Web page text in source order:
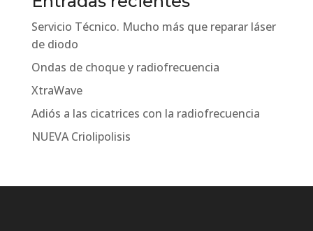
Servicio Técnico. Mucho más que reparar láser
de diodo
Ondas de choque y radiofrecuencia
XtraWave
Adiós a las cicatrices con la radiofrecuencia
NUEVA Criolipolisis